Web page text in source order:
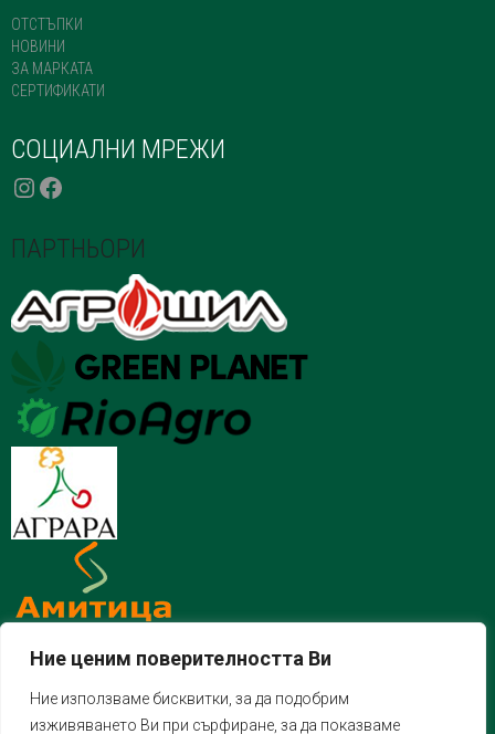
Ние ценим поверителността Ви
Ние използваме бисквитки, за да подобрим
изживяването Ви при сърфиране, за да показваме
ОТСТЪПКИ
НОВИНИ
ЗА МАРКАТА
СЕРТИФИКАТИ
СОЦИАЛНИ МРЕЖИ
INSTAGRAM
FACEBOOK
ПАРТНЬОРИ